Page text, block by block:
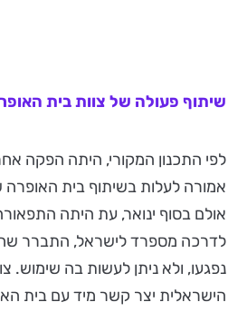
שיתוף פעולה של צוות בית
לפי התכנון המקורי, היתה הפקה
אמורה לעלות בשיתוף בית האופרה
אולם בסוף ינואר, עת היתה
לדרכה מספרד לישראל, התברר
נפגעו, ולא ניתן לעשות בה שימוש.
הישראלית יצר קשר מיד עם בית